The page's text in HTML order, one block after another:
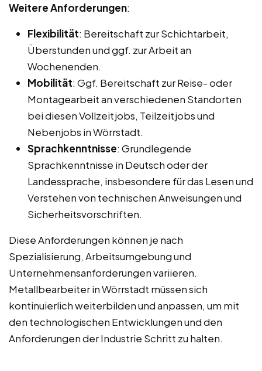
Weitere Anforderungen:
Flexibilität: Bereitschaft zur Schichtarbeit,
Überstunden und ggf. zur Arbeit an
Wochenenden.
Mobilität: Ggf. Bereitschaft zur Reise- oder
Montagearbeit an verschiedenen Standorten
bei diesen Vollzeitjobs, Teilzeitjobs und
Nebenjobs in Wörrstadt.
Sprachkenntnisse: Grundlegende
Sprachkenntnisse in Deutsch oder der
Landessprache, insbesondere für das Lesen und
Verstehen von technischen Anweisungen und
Sicherheitsvorschriften.
Diese Anforderungen können je nach
Spezialisierung, Arbeitsumgebung und
Unternehmensanforderungen variieren.
Metallbearbeiter in Wörrstadt müssen sich
kontinuierlich weiterbilden und anpassen, um mit
den technologischen Entwicklungen und den
Anforderungen der Industrie Schritt zu halten.